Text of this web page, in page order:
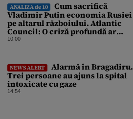
ANALIZA de 10
Cum sacrifică
Vladimir Putin economia Rusiei
pe altarul războiului. Atlantic
Council: O criză profundă ar
putea forța Kremlinul să apeleze
10:00
NEWS ALERT
Alarmă în Bragadiru.
Trei persoane au ajuns la spital
intoxicate cu gaze
14:54